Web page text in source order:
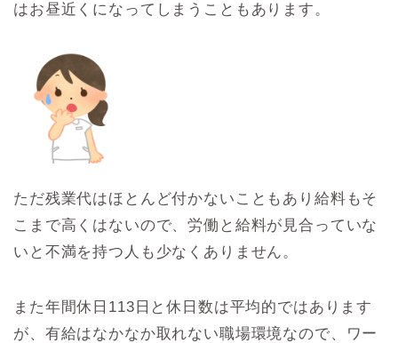
はお昼近くになってしまうこともあります。
ただ残業代はほとんど付かないこともあり給料もそ
こまで高くはないので、労働と給料が見合っていな
いと不満を持つ人も少なくありません。
また年間休日113日と休日数は平均的ではあります
が、有給はなかなか取れない職場環境なので、ワー